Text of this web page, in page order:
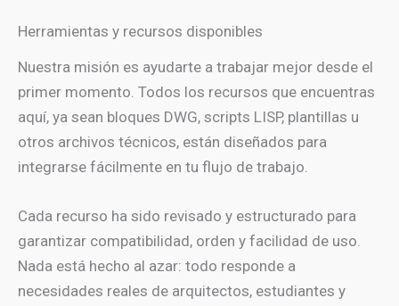
Herramientas y recursos disponibles
Nuestra misión es ayudarte a trabajar mejor desde el
primer momento. Todos los recursos que encuentras
aquí, ya sean bloques DWG, scripts LISP, plantillas u
otros archivos técnicos, están diseñados para
integrarse fácilmente en tu flujo de trabajo.
Cada recurso ha sido revisado y estructurado para
garantizar compatibilidad, orden y facilidad de uso.
Nada está hecho al azar: todo responde a
necesidades reales de arquitectos, estudiantes y